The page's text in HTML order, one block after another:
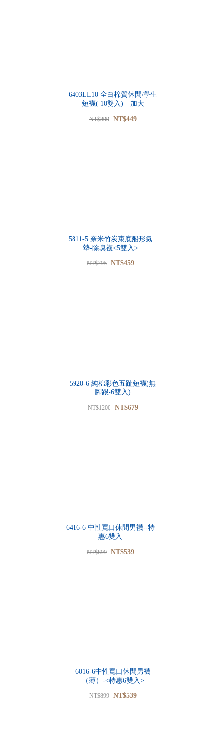
6403LL10 全白棉質休閒/學生
短襪( 10雙入) 加大
NT$899 NT$449
5811-5 奈米竹炭束底船形氣
墊-除臭襪<5雙入>
NT$795 NT$459
5920-6 純棉彩色五趾短襪(無
腳跟-6雙入)
NT$1200 NT$679
6416-6 中性寬口休閒男襪--特
惠6雙入
NT$899 NT$539
6016-6中性寬口休閒男襪
（薄）-<特惠6雙入>
NT$899 NT$539